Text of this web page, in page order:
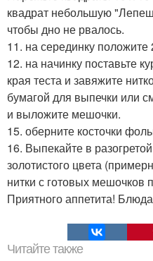
квадрат небольшую
чтобы дно не рвалось.
11. на серединку
12. на начинку поставьте
края теста и завяжите
бумагой для выпечки или
и выложите мешочки.
15. оберните косточки
16. Выпекайте в
золотистого цвета
нитки с готовых мешочков
Приятного аппетита!
Читайте также